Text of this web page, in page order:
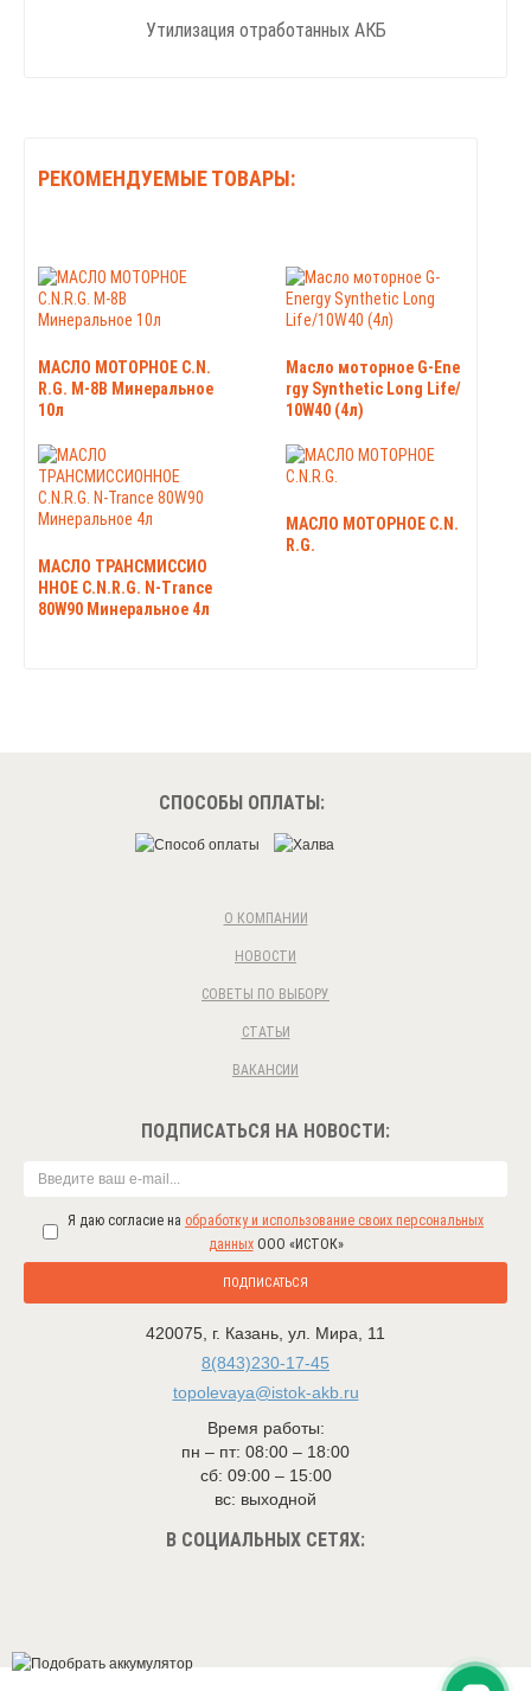
Утилизация отработанных АКБ
РЕКОМЕНДУЕМЫЕ ТОВАРЫ:
МАСЛО МОТОРНОЕ C.N.
R.G. М-8B Минеральное
10л
Масло моторное G-Ene
rgy Synthetic Long Life/
10W40 (4л)
МАСЛО ТРАНСМИССИО
ННОЕ C.N.R.G. N-Trance
80W90 Минеральное 4л
МАСЛО МОТОРНОЕ C.N.
R.G.
СПОСОБЫ ОПЛАТЫ:
О КОМПАНИИ
НОВОСТИ
СОВЕТЫ ПО ВЫБОРУ
СТАТЬИ
ВАКАНСИИ
ПОДПИСАТЬСЯ НА НОВОСТИ:
Я даю согласие на обработку и использование своих персональных
данныхООО «ИСТОК»
ПОДПИСАТЬСЯ
420075 г. Казань ул. Мира, 11
8(843)230-17-45
topolevaya@istok-akb.ru
Время работы:
пн – пт: 08:00 – 18:00
сб: 09:00 – 15:00
вс: выходной
В СОЦИАЛЬНЫХ СЕТЯХ: